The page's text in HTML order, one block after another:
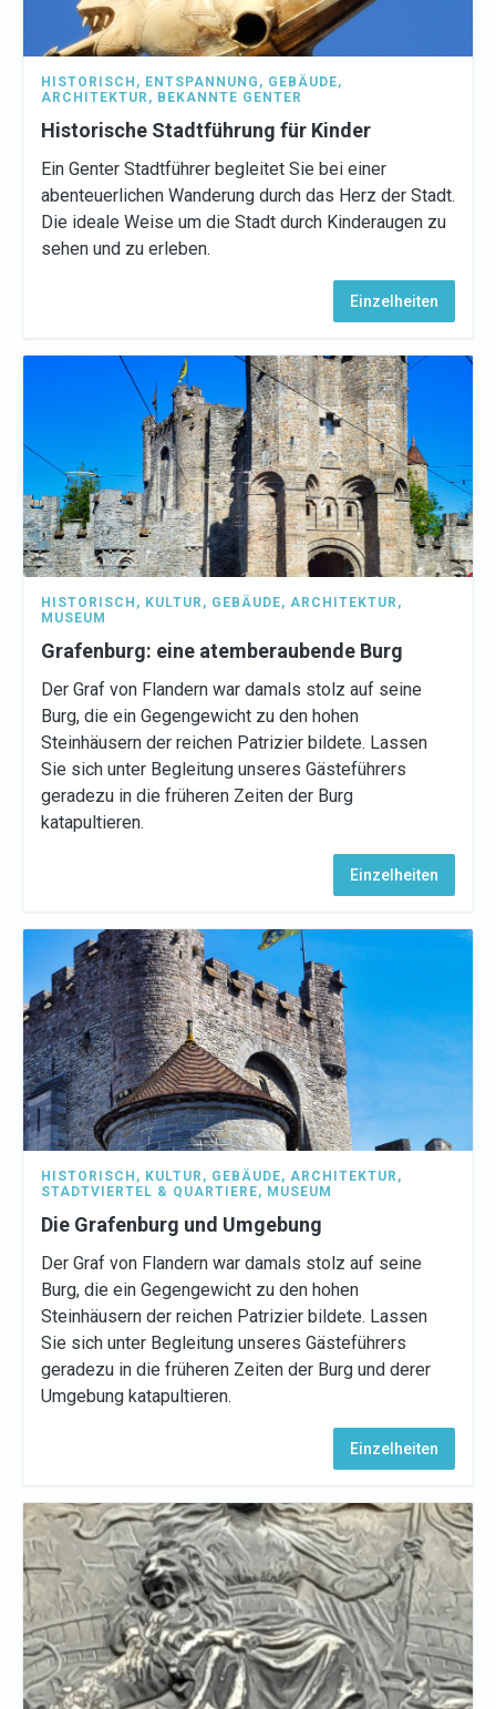
HISTORISCH , ENTSPANNUNG , GEBÄUDE,
ARCHITEKTUR , BEKANNTE GENTER
Historische Stadtführung für Kinder
Ein Genter Stadtführer begleitet Sie bei einer
abenteuerlichen Wanderung durch das Herz der Stadt.
Die ideale Weise um die Stadt durch Kinderaugen zu
sehen und zu erleben.
Einzelheiten
HISTORISCH , KULTUR , GEBÄUDE, ARCHITEKTUR ,
MUSEUM
Grafenburg: eine atemberaubende Burg
Der Graf von Flandern war damals stolz auf seine
Burg, die ein Gegengewicht zu den hohen
Steinhäusern der reichen Patrizier bildete. Lassen
Sie sich unter Begleitung unseres Gästeführers
geradezu in die früheren Zeiten der Burg
katapultieren.
Einzelheiten
HISTORISCH , KULTUR , GEBÄUDE, ARCHITEKTUR ,
STADTVIERTEL & QUARTIERE, MUSEUM
Die Grafenburg und Umgebung
Der Graf von Flandern war damals stolz auf seine
Burg, die ein Gegengewicht zu den hohen
Steinhäusern der reichen Patrizier bildete. Lassen
Sie sich unter Begleitung unseres Gästeführers
geradezu in die früheren Zeiten der Burg und derer
Umgebung katapultieren.
Einzelheiten